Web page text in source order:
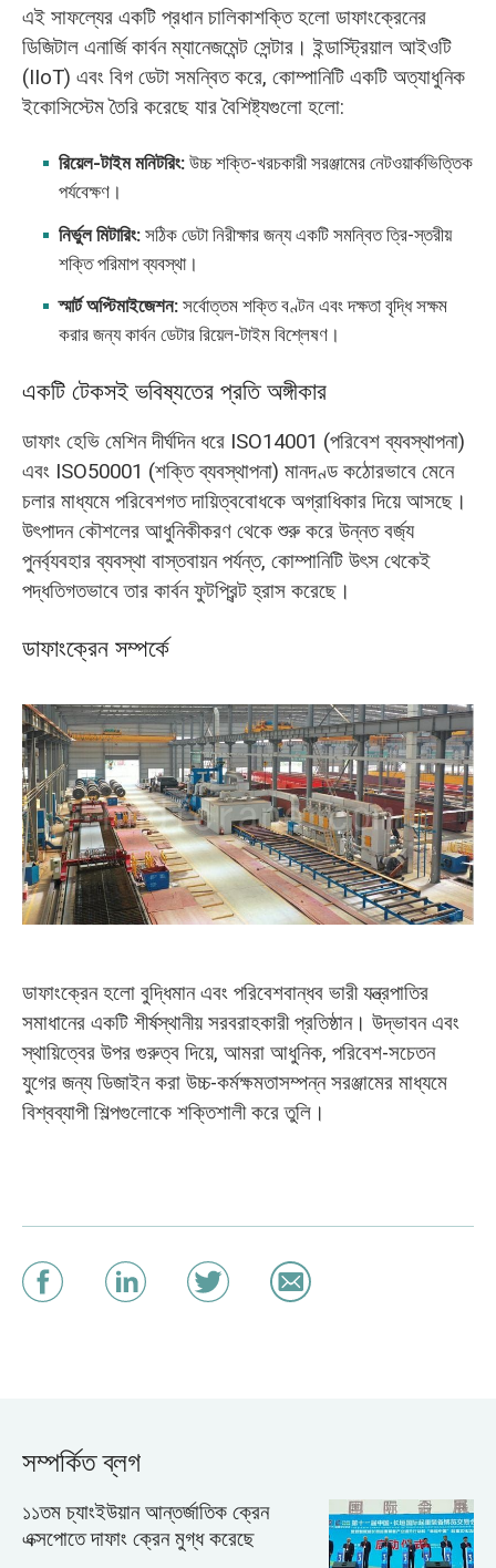
এই সাফল্যের একটি প্রধান চালিকাশক্তি হলো ডাফাংক্রেনের
ডিজিটাল এনার্জি কার্বন ম্যানেজমেন্ট সেন্টার। ইন্ডাস্ট্রিয়াল আইওটি
(IIoT) এবং বিগ ডেটা সমন্বিত করে, কোম্পানিটি একটি অত্যাধুনিক
ইকোসিস্টেম তৈরি করেছে যার বৈশিষ্ট্যগুলো হলো:
রিয়েল-টাইম মনিটরিং:উচ্চ শক্তি-খরচকারী সরঞ্জামের নেটওয়ার্কভিত্তিক
পর্যবেক্ষণ।
নির্ভুল মিটারিং:সঠিক ডেটা নিরীক্ষার জন্য একটি সমন্বিত ত্রি-স্তরীয়
শক্তি পরিমাপ ব্যবস্থা।
স্মার্ট অপ্টিমাইজেশন:সর্বোত্তম শক্তি বণ্টন এবং দক্ষতা বৃদ্ধি সক্ষম
করার জন্য কার্বন ডেটার রিয়েল-টাইম বিশ্লেষণ।
একটি টেকসই ভবিষ্যতের প্রতি অঙ্গীকার
ডাফাং হেভি মেশিন দীর্ঘদিন ধরে ISO14001 (পরিবেশ ব্যবস্থাপনা)
এবং ISO50001 (শক্তি ব্যবস্থাপনা) মানদণ্ড কঠোরভাবে মেনে
চলার মাধ্যমে পরিবেশগত দায়িত্ববোধকে অগ্রাধিকার দিয়ে আসছে।
উৎপাদন কৌশলের আধুনিকীকরণ থেকে শুরু করে উন্নত বর্জ্য
পুনর্ব্যবহার ব্যবস্থা বাস্তবায়ন পর্যন্ত, কোম্পানিটি উৎস থেকেই
পদ্ধতিগতভাবে তার কার্বন ফুটপ্রিন্ট হ্রাস করেছে।
ডাফাংক্রেন সম্পর্কে
ডাফাংক্রেন হলো বুদ্ধিমান এবং পরিবেশবান্ধব ভারী যন্ত্রপাতির
সমাধানের একটি শীর্ষস্থানীয় সরবরাহকারী প্রতিষ্ঠান। উদ্ভাবন এবং
স্থায়িত্বের উপর গুরুত্ব দিয়ে, আমরা আধুনিক, পরিবেশ-সচেতন
যুগের জন্য ডিজাইন করা উচ্চ-কর্মক্ষমতাসম্পন্ন সরঞ্জামের মাধ্যমে
বিশ্বব্যাপী শিল্পগুলোকে শক্তিশালী করে তুলি।
সম্পর্কিত ব্লগ
১১তম চ্যাংইউয়ান আন্তর্জাতিক ক্রেন
এক্সপোতে দাফাং ক্রেন মুগ্ধ করেছে